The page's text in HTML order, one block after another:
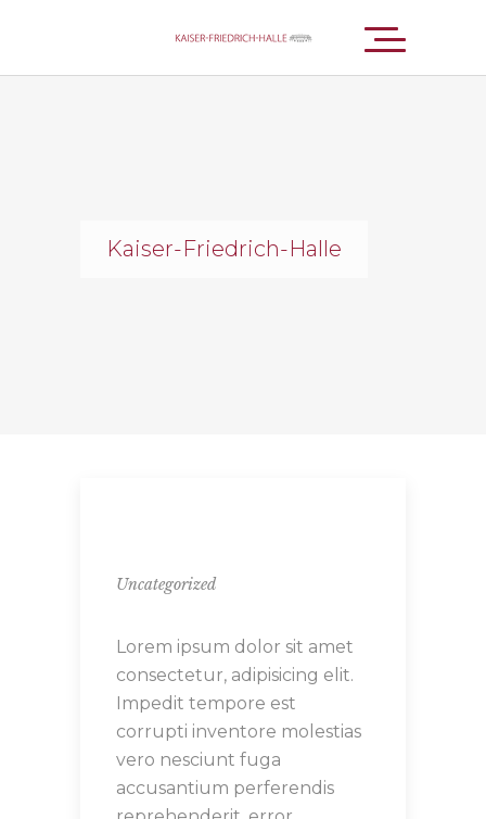
Kaiser-Friedrich-Halle
Uncategorized
Lorem ipsum dolor sit amet
consectetur, adipisicing elit.
Impedit tempore est
corrupti inventore molestias
vero nesciunt fuga
accusantium perferendis